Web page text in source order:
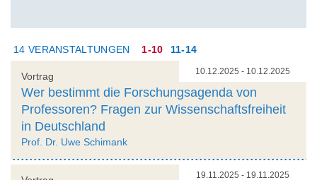
14 VERANSTALTUNGEN 1-10 11-14
10.12.2025 - 10.12.2025
Vortrag
Wer bestimmt die Forschungsagenda von
Professoren? Fragen zur Wissenschaftsfreiheit
in Deutschland
Prof. Dr. Uwe Schimank
19.11.2025 - 19.11.2025